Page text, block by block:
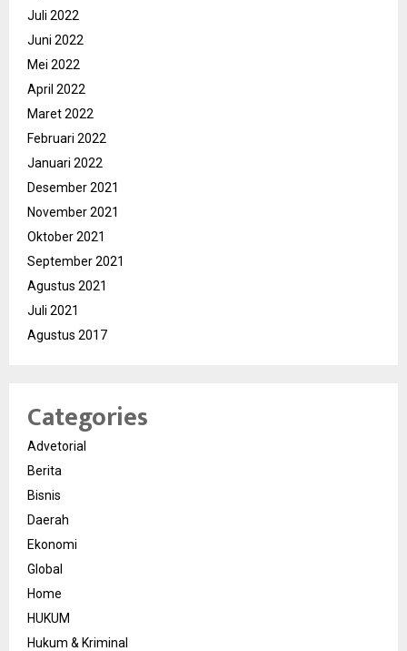
Juli 2022
Juni 2022
Mei 2022
April 2022
Maret 2022
Februari 2022
Januari 2022
Desember 2021
November 2021
Oktober 2021
September 2021
Agustus 2021
Juli 2021
Agustus 2017
Categories
Advetorial
Berita
Bisnis
Daerah
Ekonomi
Global
Home
HUKUM
Hukum & Kriminal